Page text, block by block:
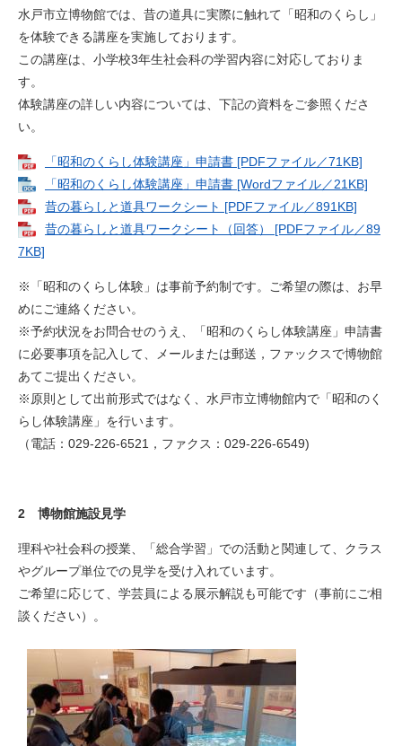
水戸市立博物館では、昔の道具に実際に触れて「昭和のくらし」
を体験できる講座を実施しております。
この講座は、小学校3年生社会科の学習内容に対応しておりま
す。
体験講座の詳しい内容については、下記の資料をご参照くださ
い。
「昭和のくらし体験講座」申請書 [PDFファイル／71KB]
「昭和のくらし体験講座」申請書 [Wordファイル／21KB]
昔の暮らしと道具ワークシート [PDFファイル／891KB]
昔の暮らしと道具ワークシート（回答） [PDFファイル／89
7KB]
※「昭和のくらし体験」は事前予約制です。ご希望の際は、お早
めにご連絡ください。
※予約状況をお問合せのうえ、「昭和のくらし体験講座」申請書
に必要事項を記入して、メールまたは郵送，ファックスで博物館
あてご提出ください。
※原則として出前形式ではなく、水戸市立博物館内で「昭和のく
らし体験講座」を行います。
（電話：029-226-6521，ファクス：029-226-6549)
2 博物館施設見学
理科や社会科の授業、「総合学習」での活動と関連して、クラス
やグループ単位での見学を受け入れています。
ご希望に応じて、学芸員による展示解説も可能です（事前にご相
談ください）。